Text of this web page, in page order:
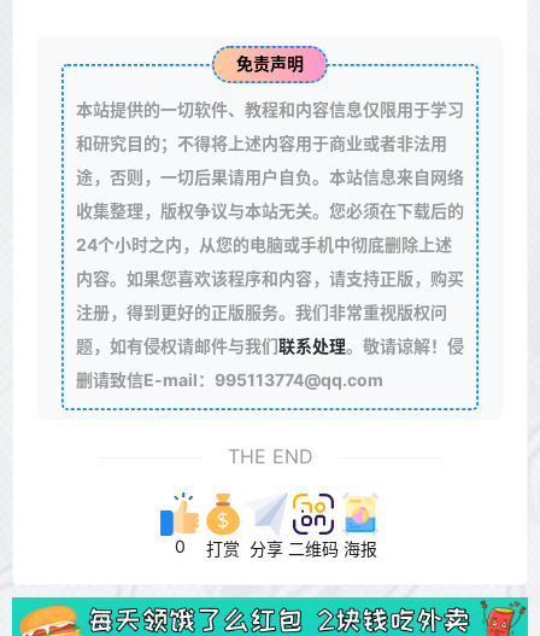
免责声明
本站提供的一切软件、教程和内容信息仅限用于学习
和研究目的；不得将上述内容用于商业或者非法用
途，否则，一切后果请用户自负。本站信息来自网络
收集整理，版权争议与本站无关。您必须在下载后的
24个小时之内，从您的电脑或手机中彻底删除上述
内容。如果您喜欢该程序和内容，请支持正版，购买
注册，得到更好的正版服务。我们非常重视版权问
题，如有侵权请邮件与我们联系处理。敬请谅解！侵
删请致信E-mail：995113774@qq.com
THE END
0 打赏 分享 二维码 海报